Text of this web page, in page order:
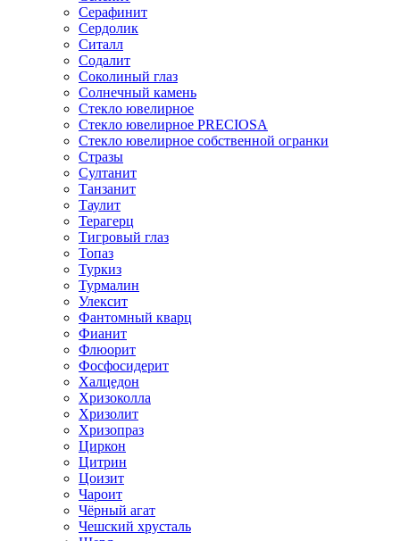
Серафинит
Сердолик
Ситалл
Содалит
Соколиный глаз
Солнечный камень
Стекло ювелирное
Стекло ювелирное PRECIOSA
Стекло ювелирное собственной огранки
Стразы
Султанит
Танзанит
Таулит
Терагерц
Тигровый глаз
Топаз
Туркиз
Турмалин
Улексит
Фантомный кварц
Фианит
Флюорит
Фосфосидерит
Халцедон
Хризоколла
Хризолит
Хризопраз
Циркон
Цитрин
Цоизит
Чароит
Чёрный агат
Чешский хрусталь